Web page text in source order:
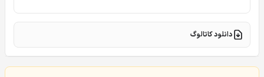
دانلود کاتالوگ